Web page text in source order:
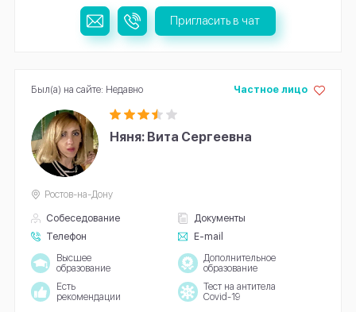
Пригласить в чат
Няня: Вита Сергеевна
Собеседование
Документы
Телефон
E-mail
Частное лицо
Ростов-на-Дону
Высшее
образование
Дополнительное
образование
Есть
рекомендации
Тест на антитела
Covid-19
Был(а) на сайте: Недавно